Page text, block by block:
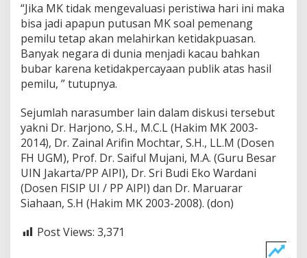
P
o
l
i
t
i
k
“Jika MK tidak mengevaluasi peristiwa hari ini maka
bisa jadi apapun putusan MK soal pemenang
pemilu tetap akan melahirkan ketidakpuasan.
Banyak negara di dunia menjadi kacau bahkan
bubar karena ketidakpercayaan publik atas hasil
pemilu, ” tutupnya.
Sejumlah narasumber lain dalam diskusi tersebut
yakni Dr. Harjono, S.H., M.C.L (Hakim MK 2003-
2014), Dr. Zainal Arifin Mochtar, S.H., LL.M (Dosen
FH UGM), Prof. Dr. Saiful Mujani, M.A. (Guru Besar
UIN Jakarta/PP AIPI), Dr. Sri Budi Eko Wardani
(Dosen FISIP UI / PP AIPI) dan Dr. Maruarar
Siahaan, S.H (Hakim MK 2003-2008). (don)
Post Views: 3,371